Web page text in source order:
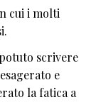
cui i molti
scrivere
e
la fatica a